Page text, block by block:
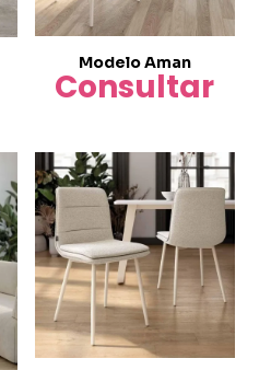
Modelo Aman
Consultar